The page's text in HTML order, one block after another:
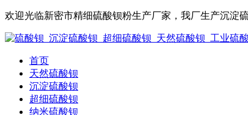
欢迎光临新密市精细硫酸钡粉生产厂家，我厂生产沉淀
首页
天然硫酸钡
沉淀硫酸钡
超细硫酸钡
纳米硫酸钡